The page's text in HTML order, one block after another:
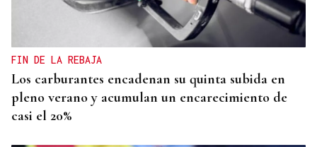
EEUU revoca el visado de la embajadora de Brasil
FIN DE LA REBAJA
Los carburantes encadenan su quinta subida en
pleno verano y acumulan un encarecimiento de
casi el 20%